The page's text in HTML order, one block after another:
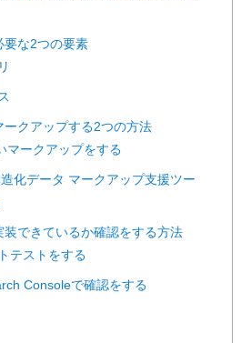
要な2つの要素
クアップする2つの方法
マークアップをする
化データ マークアップ支援ツー
できているか確認をする方法
テストをする
Consoleで確認をする